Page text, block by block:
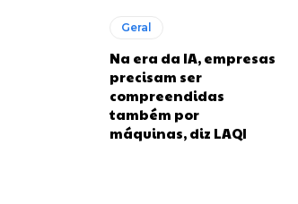
Geral
Na era da IA, empresas
precisam ser
compreendidas
também por
máquinas, diz LAQI